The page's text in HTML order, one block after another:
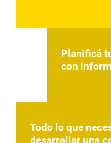
Planificá
con
Todo lo que
desarrollar una